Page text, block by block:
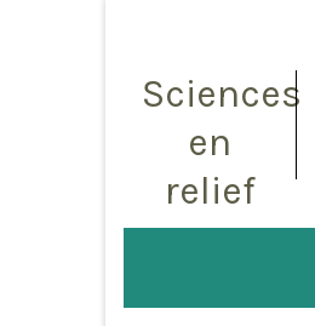
Sciences
en
relief